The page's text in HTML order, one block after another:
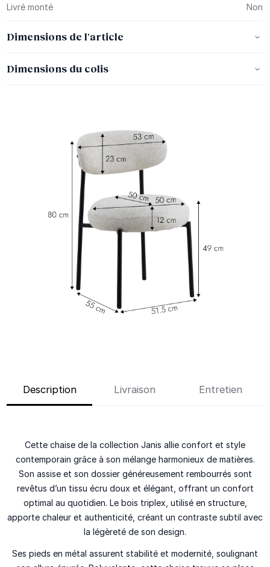
Livré monté Non
Dimensions de l'article
Dimensions du colis
Description Livraison Entretien
Cette chaise de la collection Janis allie confort et style
contemporain grâce à son mélange harmonieux de matières.
Son assise et son dossier généreusement rembourrés sont
revêtus d’un tissu écru doux et élégant, offrant un confort
optimal au quotidien. Le bois triplex, utilisé en structure,
apporte chaleur et authenticité, créant un contraste subtil avec
la légèreté de son design.
Ses pieds en métal assurent stabilité et modernité, soulignant